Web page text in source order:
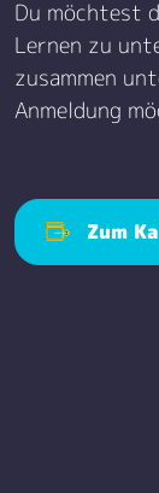
Du möchtest
Lernen zu
zusammen
Anmeldung
Zum